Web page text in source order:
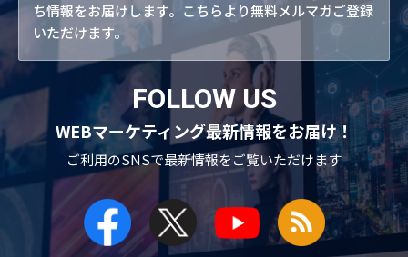
ち情報をお届けします。こちらより無料メルマガご登録
いただけます。
FOLLOW US
WEBマーケティング最新情報をお届け！
ご利用のSNSで最新情報をご覧いただけます